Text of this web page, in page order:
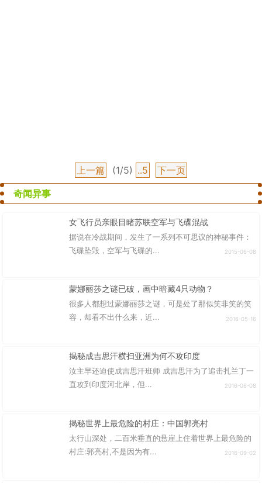
上一篇 (1/5) ..5
下一页
奇闻异事
女飞行员亲眼目睹苏联空军与飞碟混战
据说在冷战期间，发生了一系列不可思议的神秘事件：
飞碟坠毁，空军与飞碟的...
2015-06-08
蒙娜丽莎之谜已破，画中暗藏4只动物？
很多人都想过蒙娜丽莎之谜，可是处了那似笑非笑的笑
容，却看不出什么来，近...
2016-05-16
揭秘成吉思汗横扫亚洲为何不攻印度
汝主早还迫使成吉思汗班师 成吉思汗为了追击扎兰丁一
直攻到印度河北岸，但...
2016-06-08
揭秘世界上最危险的村庄：中国郭亮村
太行山深处，二百米垂直的悬崖上住着世界上最危险的
村庄:郭亮村,不是因为有...
2016-09-02